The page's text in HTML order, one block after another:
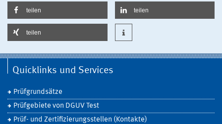
teilen teilen
teilen
Quicklinks und Services
Prüfgrundsätze
Prüfgebiete von DGUV Test
Prüf- und Zertifizierungsstellen (Kontakte)